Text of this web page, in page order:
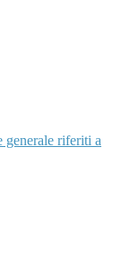
generale riferiti a